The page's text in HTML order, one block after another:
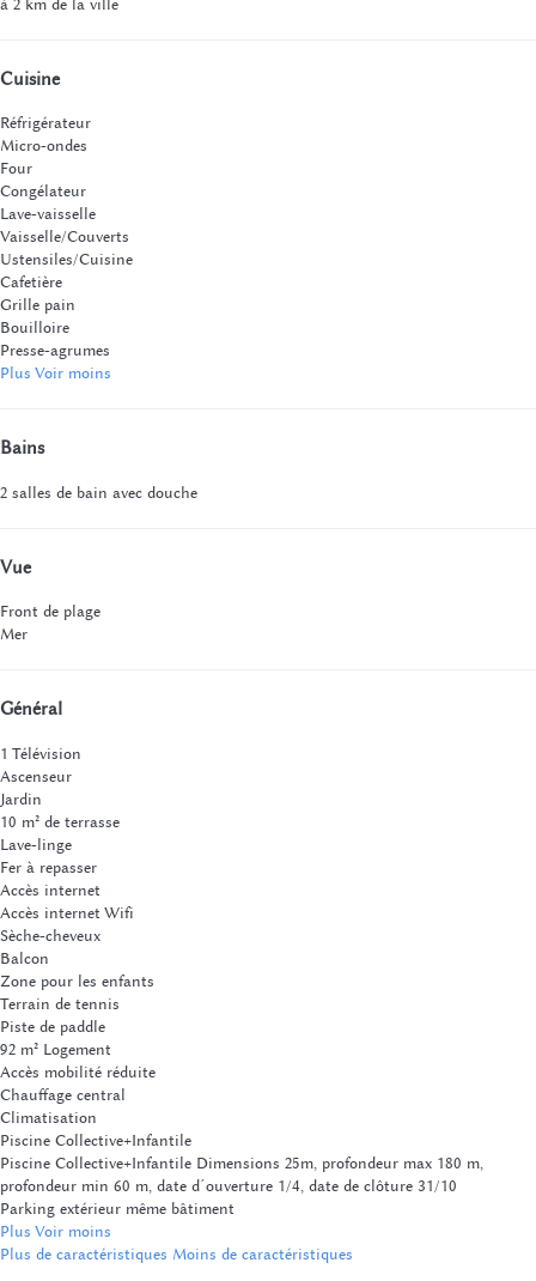
Cuisine
Réfrigérateur
Micro-ondes
Four
Congélateur
Lave-vaisselle
Vaisselle/Couverts
Ustensiles/Cuisine
Cafetière
Grille pain
Bouilloire
Presse-agrumes
Plus Voir moins
Bains
2 salles de bain avec douche
Vue
Front de plage
Mer
Général
1 Télévision
Ascenseur
Jardin
10 m² de terrasse
Lave-linge
Fer à repasser
Accès internet
Accès internet Wifi
Sèche-cheveux
Balcon
Zone pour les enfants
Terrain de tennis
Piste de paddle
92 m² Logement
Accès mobilité réduite
Chauffage central
Climatisation
Piscine Collective+Infantile
Piscine Collective+Infantile Dimensions 25m, profondeur max 180 m,
profondeur min 60 m, date d´ouverture 1/4, date de clôture 31/10
Parking extérieur même bâtiment
Plus Voir moins
Plus de caractéristiques Moins de caractéristiques